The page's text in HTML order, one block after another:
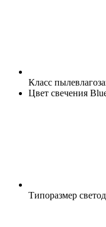
Класс
Цвет свечения
Типоразмер